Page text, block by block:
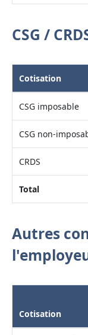
CSG /
Cotisation
CSG imposable
CSG non-
CRDS
Total
Autres
Cotisation